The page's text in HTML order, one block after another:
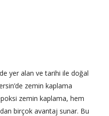
yer alan ve tarihi ile doğal
zemin kaplama
zemin kaplama, hem
birçok avantaj sunar. Bu